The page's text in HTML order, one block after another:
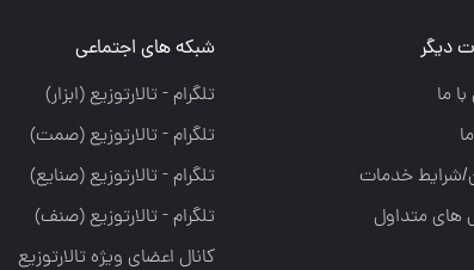
دیگر
ما
شرایط خدمات
متداول
شبکه های اجتماعی
تلگرام - تالارتوزيع (ابزار)
تلگرام - تالارتوزيع (صمت)
تلگرام - تالارتوزيع (صنايع)
تلگرام - تالارتوزیع (صنف)
کانال اعضای ویژه تالارتوزیع